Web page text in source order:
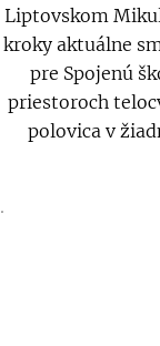
Liptovskom
kroky aktuálne
pre Spojenú
priestoroch
polovica v
.